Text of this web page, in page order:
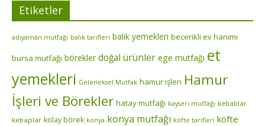
Etiketler
adıyaman mutfağı balık tarifleri balık yemekleri becerikli ev hanımı
bursa mutfağı börekler doğal ürünler ege mutfağı et
yemekleri Geleneksel Mutfak hamur işleri Hamur
İşleri ve Börekler hatay mutfağı kayseri mutfağı kebablar
kebaplar kolay börek konya konya mutfağı köfte tarifleri köfte